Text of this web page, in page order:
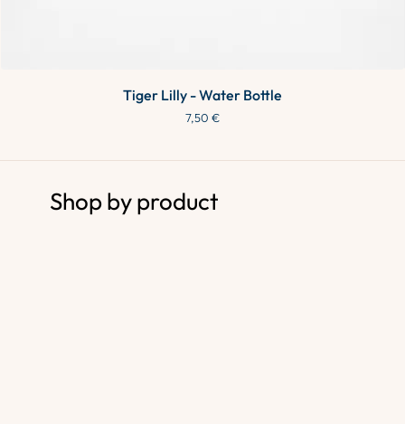
Tiger Lilly - Water Bottle
Preis
7,50 €
Shop by product